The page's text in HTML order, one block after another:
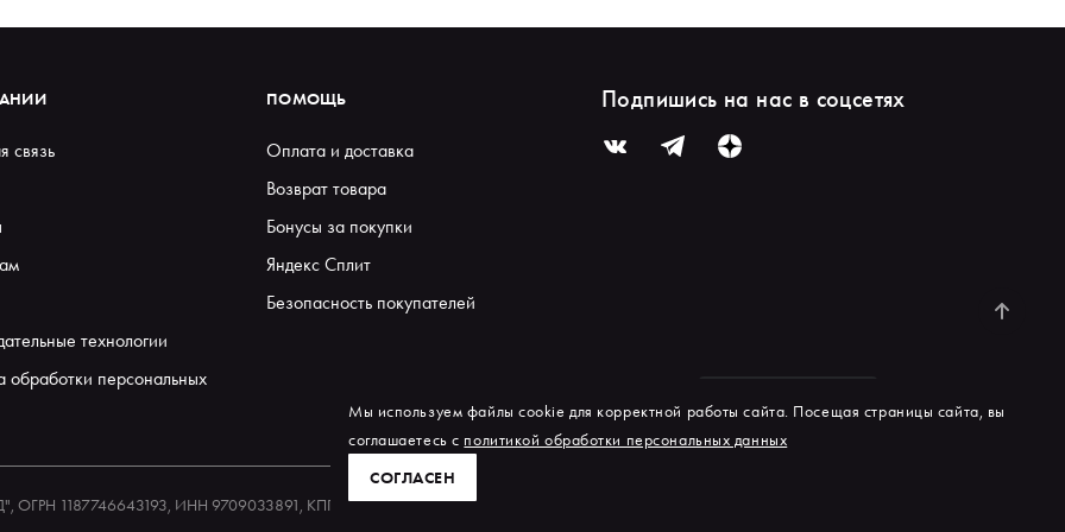
связь
технологии
обработки персональных
ПОМОЩЬ
Оплата и доставка
Возврат товара
Бонусы за покупки
Яндекс Сплит
Безопасность покупателей
Подпишись на нас в соцсетях
ОГРН 1187746643193, ИНН 9709033891, КПП 770901001
Мы используем файлы cookie для корректной работы сайта. Посещая страницы сайта, вы
соглашаетесь с политикой обработки персональных данных
СОГЛАСЕН